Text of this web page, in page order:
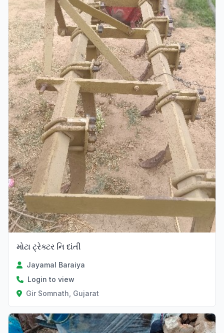
મોટા ટ્રેક્ટર નિ દાંતી
Jayamal Baraiya
Login to view
Gir Somnath, Gujarat